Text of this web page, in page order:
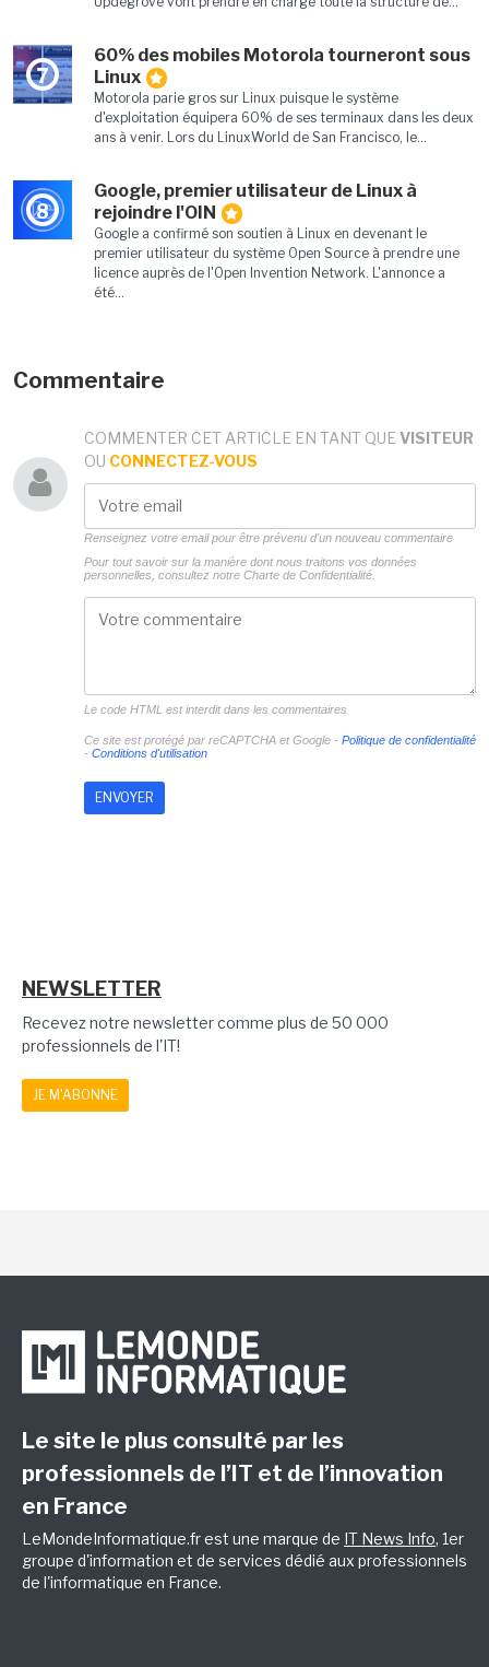
7
60% des mobiles Motorola tourneront sous
Linux
Motorola parie gros sur Linux puisque le système
d'exploitation équipera 60% de ses terminaux dans les deux
ans à venir. Lors du LinuxWorld de San Francisco, le...
8
Google, premier utilisateur de Linux à
rejoindre l'OIN
Google a confirmé son soutien à Linux en devenant le
premier utilisateur du système Open Source à prendre une
licence auprès de l'Open Invention Network. L'annonce a
été...
Commentaire
COMMENTER CET ARTICLE EN TANT QUE VISITEUR
OU CONNECTEZ-VOUS
Renseignez votre email pour être prévenu d'un nouveau commentaire
Pour tout savoir sur la manière dont nous traitons vos données
personnelles, consultez notre Charte de Confidentialité.
Le code HTML est interdit dans les commentaires
Ce site est protégé par reCAPTCHA et Google - Politique de confidentialité
- Conditions d'utilisation
NEWSLETTER
Recevez notre newsletter comme plus de 50 000
professionnels de l'IT!
JE M'ABONNE
Le site le plus consulté par les
professionnels de l’IT et de l’innovation
en France
LeMondeInformatique.fr est une marque de IT News Info, 1er
groupe d'information et de services dédié aux professionnels
de l'informatique en France.